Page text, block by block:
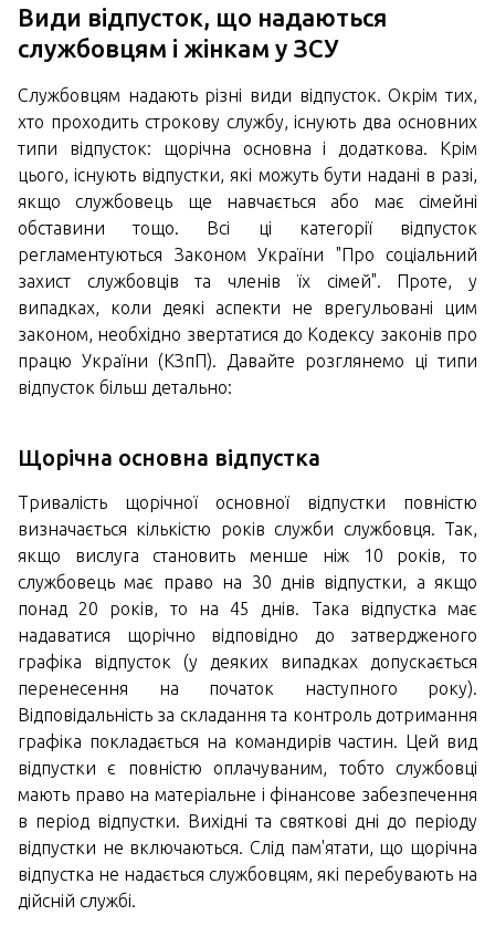
Види відпусток, що надаються
службовцям і жінкам у ЗСУ
Службовцям надають різні види відпусток. Окрім тих,
хто проходить строкову службу, існують два основних
типи відпусток: щорічна основна і додаткова. Крім
цього, існують відпустки, які можуть бути надані в разі,
якщо службовець ще навчається або має сімейні
обставини тощо. Всі ці категорії відпусток
регламентуються Законом України "Про соціальний
захист службовців та членів їх сімей". Проте, у
випадках, коли деякі аспекти не врегульовані цим
законом, необхідно звертатися до Кодексу законів про
працю України (КЗпП). Давайте розглянемо ці типи
відпусток більш детально:
Щорічна основна відпустка
Тривалість щорічної основної відпустки повністю
визначається кількістю років служби службовця. Так,
якщо вислуга становить менше ніж 10 років, то
службовець має право на 30 днів відпустки, а якщо
понад 20 років, то на 45 днів. Така відпустка має
надаватися щорічно відповідно до затвердженого
графіка відпусток (у деяких випадках допускається
перенесення на початок наступного року).
Відповідальність за складання та контроль дотримання
графіка покладається на командирів частин. Цей вид
відпустки є повністю оплачуваним, тобто службовці
мають право на матеріальне і фінансове забезпечення
в період відпустки. Вихідні та святкові дні до періоду
відпустки не включаються. Слід пам'ятати, що щорічна
відпустка не надається службовцям, які перебувають на
дійсній службі.